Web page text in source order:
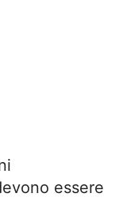
essere